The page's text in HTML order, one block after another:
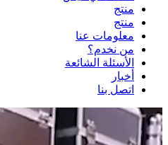
منتج
منتج
معلومات عنا
من نخدم؟
الأسئلة الشائعة
أخبار
اتصل بنا